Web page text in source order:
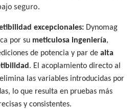
seguro.
excepcionales:Dynomag
por su meticulosa ingeniería,
de potencia y par de alta
. El acoplamiento directo al
las variables introducidas por
lo que resulta en pruebas más
y consistentes.